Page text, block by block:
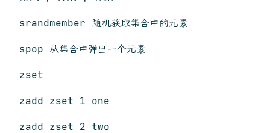
srandmember 随机获取集合中的元素
spop 从集合中弹出一个元素
zset
zadd zset 1 one
zadd zset 2 two